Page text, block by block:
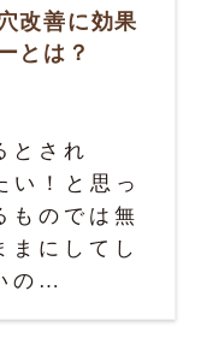
改善に効果
とは？
とされ
い！と思っ
ものでは無
まにしてし
の…